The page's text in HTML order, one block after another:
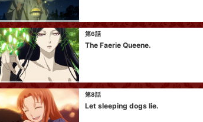
第6話
The Faerie Queene.
第8話
Let sleeping dogs lie.